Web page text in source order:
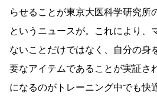
らせることが東京大医科学研究所
というニュースが。これにより、
ないことだけではなく、自分の身
要なアイテムであることが実証さ
になるのがトレーニング中でも快